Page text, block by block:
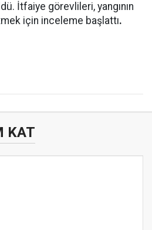
İtfaiye görevlileri, yangının
için inceleme başlattı.
KAT